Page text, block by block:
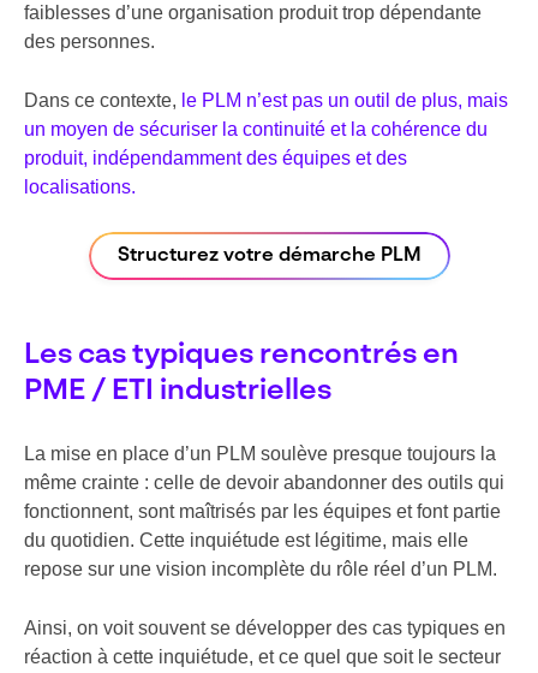
faiblesses d’une organisation produit trop dépendante
des personnes.
Dans ce contexte, le PLM n’est pas un outil de plus, mais
un moyen de sécuriser la continuité et la cohérence du
produit, indépendamment des équipes et des
localisations.
Structurez votre démarche PLM
Les cas typiques rencontrés en
PME / ETI industrielles
La mise en place d’un PLM soulève presque toujours la
même crainte : celle de devoir abandonner des outils qui
fonctionnent, sont maîtrisés par les équipes et font partie
du quotidien. Cette inquiétude est légitime, mais elle
repose sur une vision incomplète du rôle réel d’un PLM.
Ainsi, on voit souvent se développer des cas typiques en
réaction à cette inquiétude, et ce quel que soit le secteur